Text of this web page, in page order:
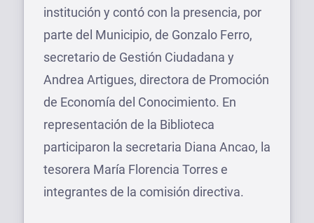
institución y contó con la presencia, por
parte del Municipio, de Gonzalo Ferro,
secretario de Gestión Ciudadana y
Andrea Artigues, directora de Promoción
de Economía del Conocimiento. En
representación de la Biblioteca
participaron la secretaria Diana Ancao, la
tesorera María Florencia Torres e
integrantes de la comisión directiva.